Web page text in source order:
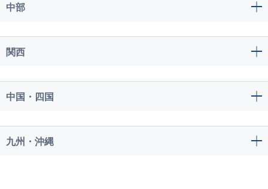
中部
関西
中国・四国
九州・沖縄